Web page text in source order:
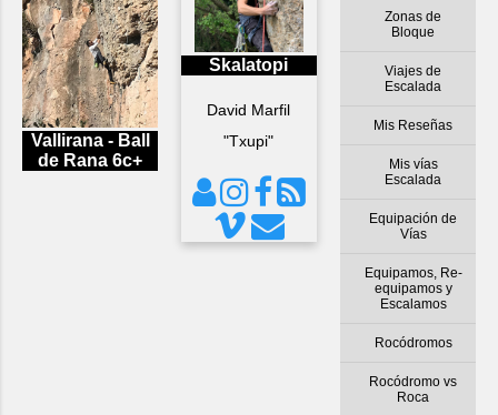
Zonas de
Bloque
Viajes de
Escalada
Mis Reseñas
Mis vías
Escalada
Equipación de
Vías
Equipamos, Re-
equipamos y
Escalamos
Rocódromos
Rocódromo vs
Roca
Vallirana - Ball
de Rana 6c+
Skalatopi
David Marfil
"Txupi"